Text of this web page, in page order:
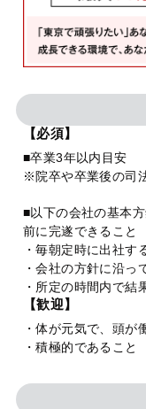
【必須】
■卒業3年以内目安
※院卒や卒業後の司
■以下の会社の基本
前に完遂できること
・毎朝定時に出社す
・会社の方針に沿っ
・所定の時間内で結
【歓迎】
・体が元気で、頭が
・積極的であること